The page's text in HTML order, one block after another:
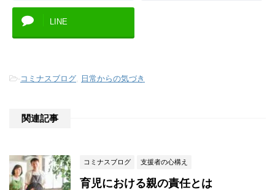
LINE
-コミナスブログ 日常からの気づき
関連記事
コミナスブログ 支援者の心構え
育児における親の責任とは